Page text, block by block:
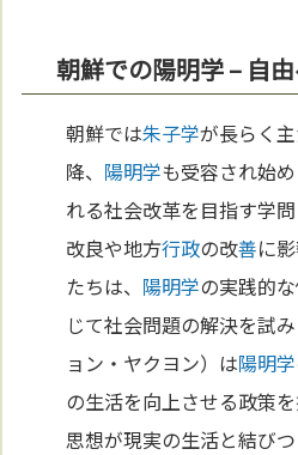
朝鮮での陽明学 – 自
朝鮮では朱子学が長らく主
降、 陽明学も受容され始
れる社会改革を目指す学問
改良や地方行政の改善に
たちは、 陽明学の実践的
じて社会問題の解決を試
ョン・ヤクヨン）は陽明学
の生活を向上させる政策
思想が現実の生活と結び